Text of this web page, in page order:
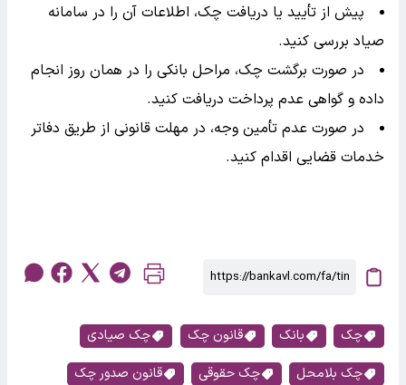
پیش از تأیید یا دریافت چک، اطلاعات آن را در سامانه
صیاد بررسی کنید.
در صورت برگشت چک، مراحل بانکی را در همان روز انجام
داده و گواهی عدم پرداخت دریافت کنید.
در صورت عدم تأمین وجه، در مهلت قانونی از طریق دفاتر
خدمات قضایی اقدام کنید.
چک بانک قانون چک
چک صیادی
چک بلامحل
چک حقوقی
قانون صدور چک